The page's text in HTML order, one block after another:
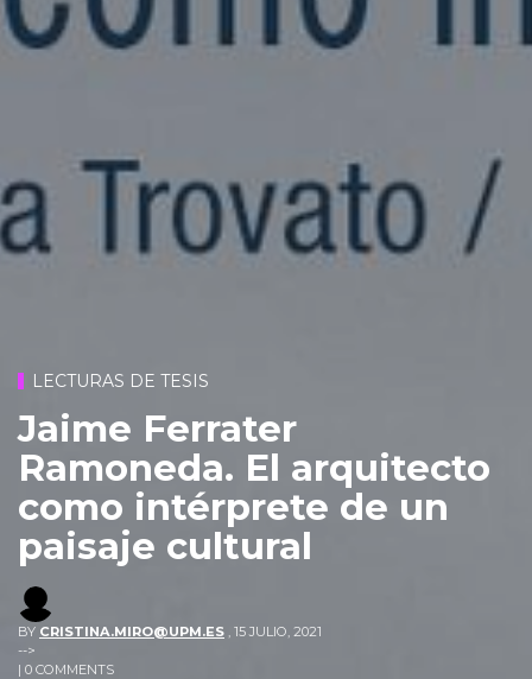
LECTURAS DE TESIS
Jaime Ferrater
Ramoneda. El arquitecto
como intérprete de un
paisaje cultural
BY CRISTINA.MIRO@UPM.ES 15 JULIO, 2021
-->
| 0 COMMENTS